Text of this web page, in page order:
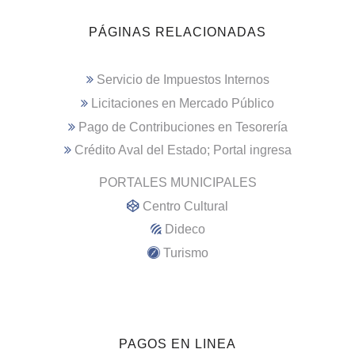
PÁGINAS RELACIONADAS
Servicio de Impuestos Internos
Licitaciones en Mercado Público
Pago de Contribuciones en Tesorería
Crédito Aval del Estado; Portal ingresa
PORTALES MUNICIPALES
Centro Cultural
Dideco
Turismo
PAGOS EN LINEA